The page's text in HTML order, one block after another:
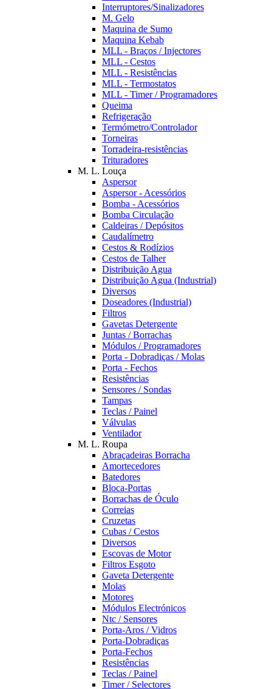
Interruptores/Sinalizadores
M. Gelo
Maquina de Sumo
Maquina Kebab
MLL - Braços / Injectores
MLL - Cestos
MLL - Resistências
MLL - Termostatos
MLL - Timer / Programadores
Queima
Refrigeração
Termómetro/Controlador
Torneiras
Torradeira-resistências
Trituradores
M. L. Louça
Aspersor
Aspersor - Acessórios
Bomba - Acessórios
Bomba Circulação
Caldeiras / Depósitos
Caudalímetro
Cestos & Rodízios
Cestos de Talher
Distribuição Agua
Distribuição Agua (Industrial)
Diversos
Doseadores (Industrial)
Filtros
Gavetas Detergente
Juntas / Borrachas
Módulos / Programadores
Porta - Dobradiças / Molas
Porta - Fechos
Resistências
Sensores / Sondas
Tampas
Teclas / Painel
Válvulas
Ventilador
M. L. Roupa
Abraçadeiras Borracha
Amortecedores
Batedores
Bloca-Portas
Borrachas de Óculo
Correias
Cruzetas
Cubas / Cestos
Diversos
Escovas de Motor
Filtros Esgoto
Gaveta Detergente
Molas
Motores
Módulos Electrónicos
Ntc / Sensores
Porta-Aros / Vidros
Porta-Dobradiças
Porta-Fechos
Resistências
Teclas / Painel
Timer / Selectores